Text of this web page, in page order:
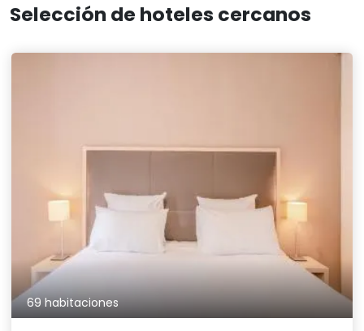
Selección de hoteles cercanos
69 habitaciones